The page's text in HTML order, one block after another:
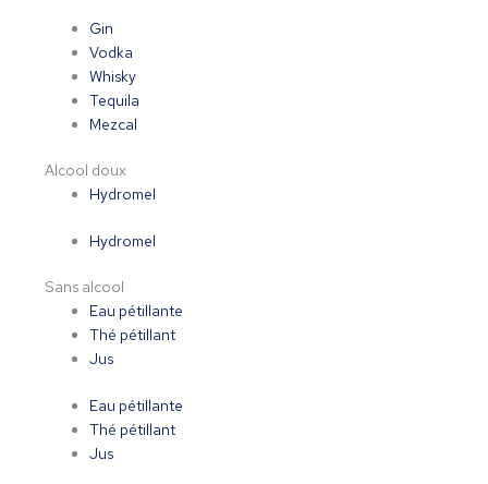
Gin
Vodka
Whisky
Tequila
Mezcal
Alcool doux
Hydromel
Hydromel
Sans alcool
Eau pétillante
Thé pétillant
Jus
Eau pétillante
Thé pétillant
Jus